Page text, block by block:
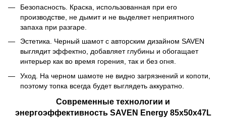
Безопасность. Краска, использованная при его
производстве, не дымит и не выделяет неприятного
запаха при разгаре.
Эстетика. Черный шамот с авторским дизайном SAVEN
выглядит эффектно, добавляет глубины и обогащает
интерьер как во время горения, так и без огня.
Уход. На черном шамоте не видно загрязнений и копоти,
поэтому топка всегда будет выглядеть аккуратно.
Современные технологии и
энергоэффективность SAVEN Energy 85х50х47L